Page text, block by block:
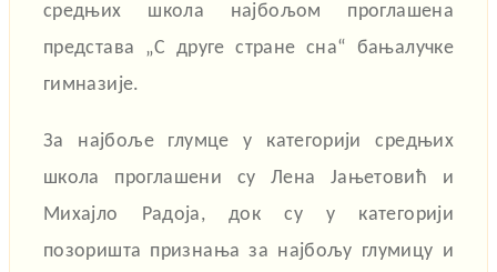
средњих школа најбољом проглашена
представа „С друге стране сна“ бањалучке
гимназије.
За најбоље глумце у категорији средњих
школа проглашени су Лена Јањетовић и
Михајло Радоја, док су у категорији
позоришта признања за најбољу глумицу и